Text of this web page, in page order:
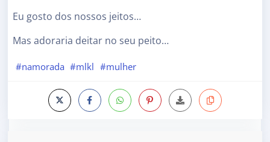
Eu gosto dos nossos jeitos…
Mas adoraria deitar no seu peito…
#namorada #mlkl #mulher